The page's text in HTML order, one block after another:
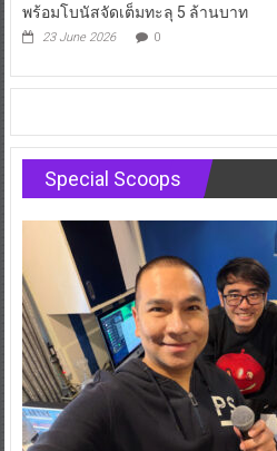
พร้อมโบนัสจัดเต็มทะลุ 5 ล้านบาท
23 June 2026 0
Special Scoops